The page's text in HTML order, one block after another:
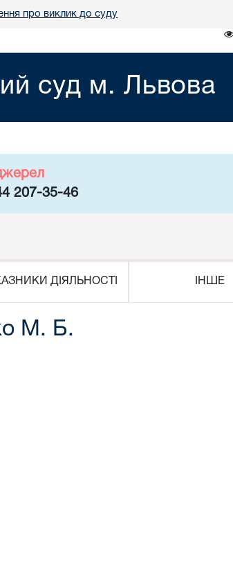
про виклик до суду
суд м. Львова
207-35-46
ДІЯЛЬНОСТІ ІНШЕ
М. Б.